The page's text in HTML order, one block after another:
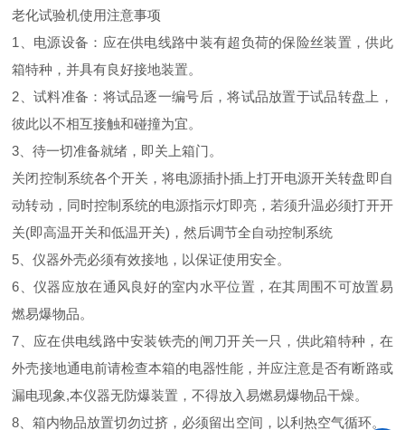
老化试验机使用注意事项
1、电源设备：应在供电线路中装有超负荷的保险丝装置，供此
箱特种，并具有良好接地装置。
2、试料准备：将试品逐一编号后，将试品放置于试品转盘上，
彼此以不相互接触和碰撞为宜。
3、待一切准备就绪，即关上箱门。
关闭控制系统各个开关，将电源插扑插上打开电源开关转盘即自
动转动，同时控制系统的电源指示灯即亮，若须升温必须打开开
关(即高温开关和低温开关)，然后调节全自动控制系统
5、仪器外壳必须有效接地，以保证使用安全。
6、仪器应放在通风良好的室内水平位置，在其周围不可放置易
燃易爆物品。
7、应在供电线路中安装铁壳的闸刀开关一只，供此箱特种，在
外壳接地通电前请检查本箱的电器性能，并应注意是否有断路或
漏电现象,本仪器无防爆装置，不得放入易燃易爆物品干燥。
8、箱内物品放置切勿过挤，必须留出空间，以利热空气循环。